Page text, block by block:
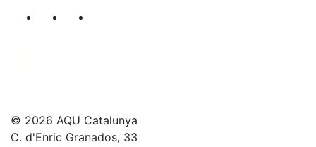
Segueix-nos al nostre canal de Twitter
© 2026 AQU Catalunya
C. d'Enric Granados, 33